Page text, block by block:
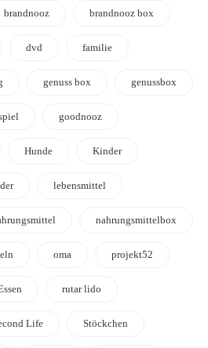
brandnooz brandnooz box
dvd familie
genuss box genussbox
goodnooz
Hunde Kinder
lebensmittel
nahrungsmittelbox
oma projekt52
rutar lido
Life Stöckchen